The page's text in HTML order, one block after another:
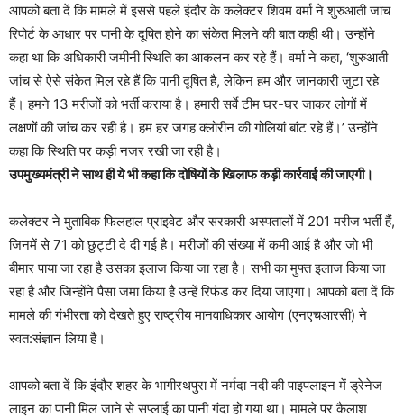
आपको बता दें कि मामले में इससे पहले इंदौर के कलेक्टर शिवम वर्मा ने शुरुआती जांच
रिपोर्ट के आधार पर पानी के दूषित होने का संकेत मिलने की बात कही थी। उन्होंने
कहा था कि अधिकारी जमीनी स्थिति का आकलन कर रहे हैं। वर्मा ने कहा, ‘शुरुआती
जांच से ऐसे संकेत मिल रहे हैं कि पानी दूषित है, लेकिन हम और जानकारी जुटा रहे
हैं। हमने 13 मरीजों को भर्ती कराया है। हमारी सर्वे टीम घर-घर जाकर लोगों में
लक्षणों की जांच कर रही है। हम हर जगह क्लोरीन की गोलियां बांट रहे हैं।’ उन्होंने
कहा कि स्थिति पर कड़ी नजर रखी जा रही है।
उपमुख्यमंत्री ने साथ ही ये भी कहा कि दोषियों के खिलाफ कड़ी कार्रवाई की जाएगी।
कलेक्टर ने मुताबिक फिलहाल प्राइवेट और सरकारी अस्पतालों में 201 मरीज भर्ती हैं,
जिनमें से 71 को छुट्टी दे दी गई है। मरीजों की संख्या में कमी आई है और जो भी
बीमार पाया जा रहा है उसका इलाज किया जा रहा है। सभी का मुफ्त इलाज किया जा
रहा है और जिन्होंने पैसा जमा किया है उन्हें रिफंड कर दिया जाएगा। आपको बता दें कि
मामले की गंभीरता को देखते हुए राष्ट्रीय मानवाधिकार आयोग (एनएचआरसी) ने
स्वत:संज्ञान लिया है।
आपको बता दें कि इंदौर शहर के भागीरथपुरा में नर्मदा नदी की पाइपलाइन में ड्रेनेज
लाइन का पानी मिल जाने से सप्लाई का पानी गंदा हो गया था। मामले पर कैलाश